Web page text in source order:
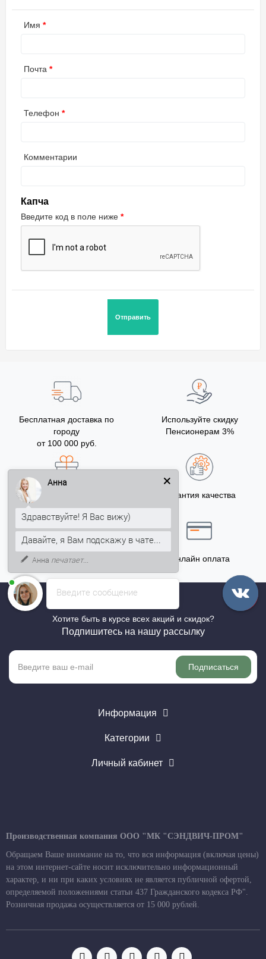
Имя
Почта
Телефон
Комментарии
Капча
Введите код в поле ниже
Бесплатная доставка по
городу
от 100 000 руб.
Используйте скидку
Пенсионерам 3%
Бонусы за покупку
5% на Ваш счет
Гарантия качества
Точный расчёт Онлайн оплата
Хотите быть в курсе всех акций и скидок?
Подпишитесь на нашу рассылку
Подписаться
Информация
Категории
Личный кабинет
Производственная компания ООО "МК "СЭНДВИЧ-ПРОМ"
Обращаем Ваше внимание на то, что вся информация (включая цены)
на этом интернет-сайте носит исключительно информационный
характер, и ни при каких условиях не является публичной офертой,
определяемой положениями статьи 437 Гражданского кодекса РФ".
Розничная продажа осуществляется от 15 000 рублей.
Введите сообщение
Анна
Здравствуйте! Я Вас вижу)
Давайте, я Вам подскажу в чате...
Анна печатает...